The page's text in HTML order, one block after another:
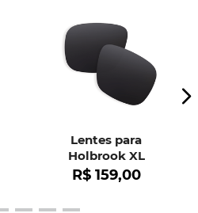
Lentes para
Holbrook XL
R$ 159,00